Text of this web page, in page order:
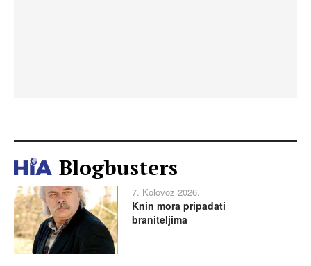
Blogbusters
7. Kolovoz 2026.
Knin mora pripadati
braniteljima